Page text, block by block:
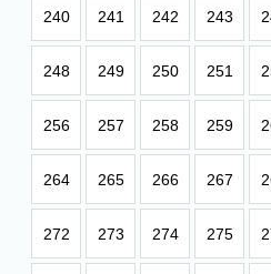
240 241 242 243
248 249 250 251
256 257 258 259
264 265 266 267
272 273 274 275